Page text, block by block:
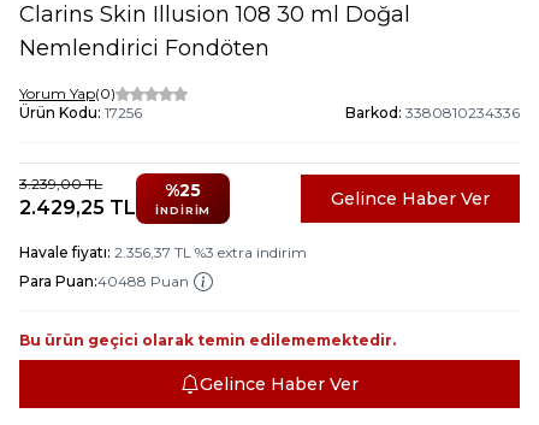
Clarins Skin Illusion 108 30 ml Doğal
Nemlendirici Fondöten
Yorum Yap(0)
Ürün Kodu: 17256 Barkod: 3380810234336
3.239,00TL
2.429,25 TL
%25
İNDIRIM
Gelince Haber Ver
Havale fiyatı: 2.356,37 TL %3 extra indirim
Para Puan:40488 Puan
Bu ürün geçici olarak temin edilememektedir.
Gelince Haber Ver